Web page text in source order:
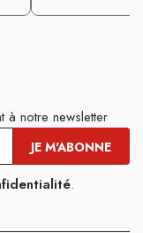
à notre newsletter
.